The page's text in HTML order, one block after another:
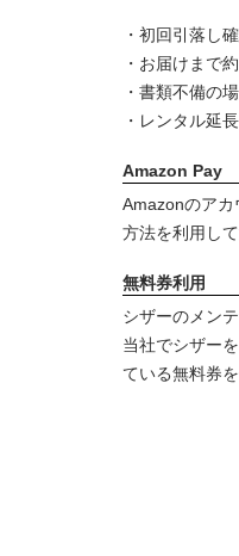
・初回引落し
・お届けまで
・書類不備の
・レンタル延
Amazon Pay
Amazonのア
方法を利用し
無料券利用
シザーのメン
当社でシザー
ている無料券